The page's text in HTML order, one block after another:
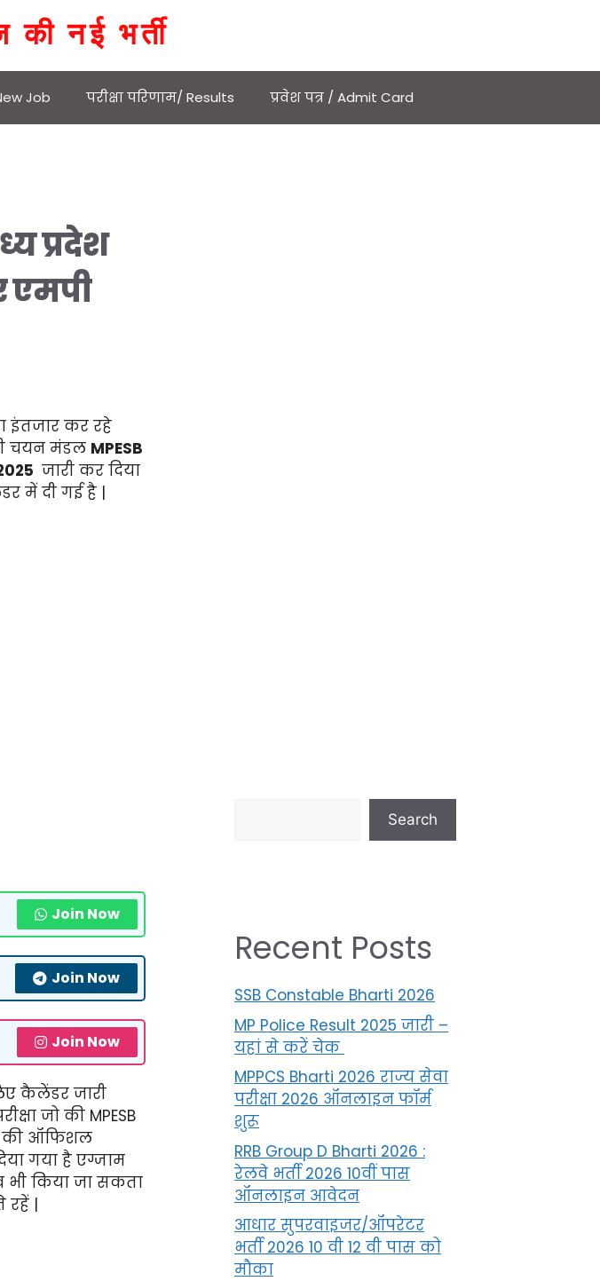
नई भर्ती
Job परीक्षा परिणाम/ Results प्रवेश पत्र / Admit Card
प्रदेश
एमपी
इंतजार कर रहे
चयन मंडल MPESB
जारी कर दिया
में दी गई है |
Join Now
Join Now
Join Now
कैलेंडर जारी
जो की MPESB
की ऑफिशल
गया है एग्जाम
किया जा सकता
रहें |
Search
Recent Posts
SSB Constable Bharti 2026
MP Police Result 2025 जारी –
यहां से करें चेक
MPPCS Bharti 2026 राज्य सेवा
परीक्षा 2026 ऑनलाइन फॉर्म
शुरू
RRB Group D Bharti 2026 :
रेलवे भर्ती 2026 10वीं पास
ऑनलाइन आवेदन
आधार सुपरवाइजर/ऑपरेटर
भर्ती 2026 10 वी 12 वी पास को
मौका